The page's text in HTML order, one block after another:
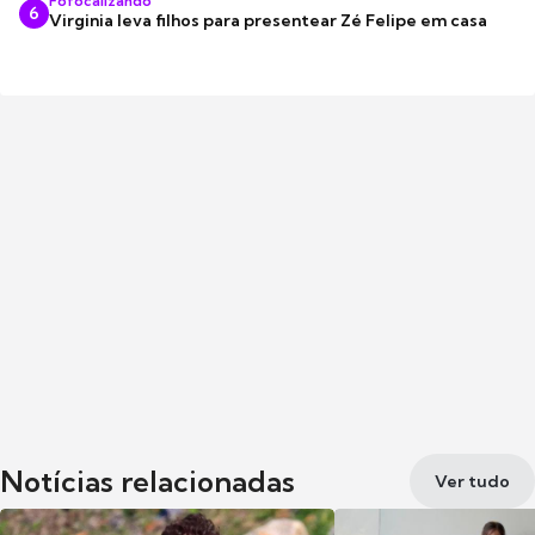
6 Virginia leva filhos para presentear Zé Felipe em casa
Notícias relacionadas Ver tudo